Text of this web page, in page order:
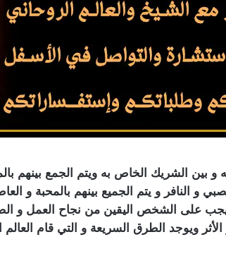
و بين الشريك الخاص به ويتم الجمع بينهم
و النافر و يتم الجميع بينهم بالمحبة و
الشخص اليقين من نجاح العمل و الصبر
ويوجد الطرق السريعة و التي قام